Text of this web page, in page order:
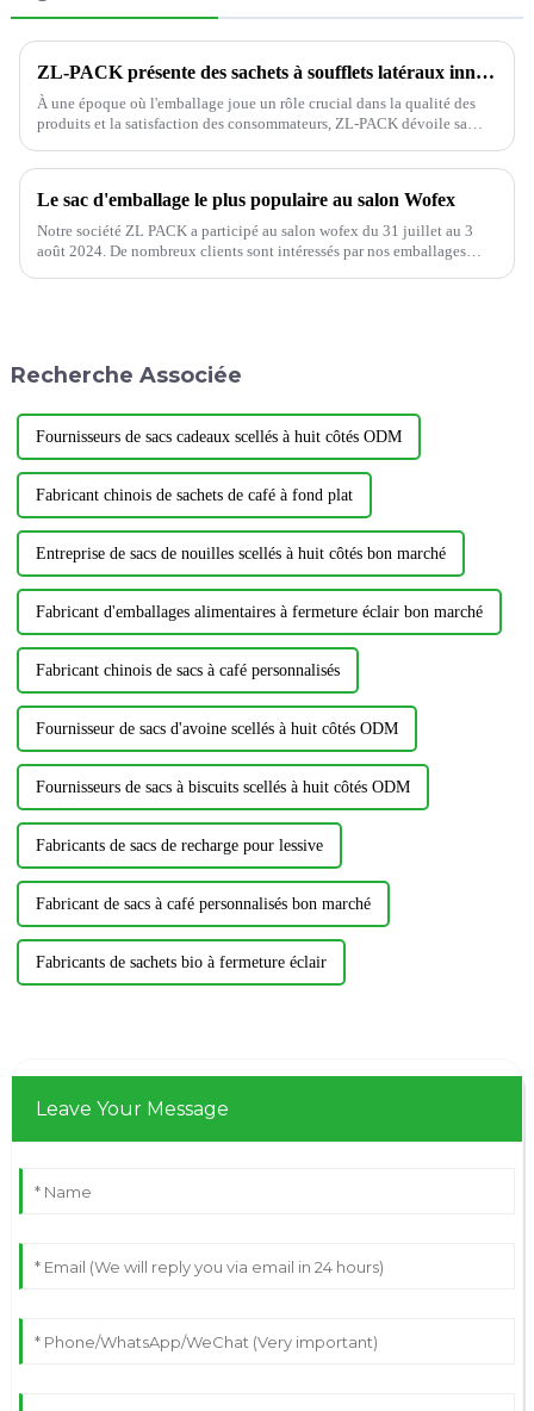
ZL-PACK présente des sachets à soufflets latéraux innovants pour une conservation supérieure des produits
À une époque où l'emballage joue un rôle crucial dans la qualité des
produits et la satisfaction des consommateurs, ZL-PACK dévoile sa
soigneusement conçues...
Le sac d'emballage le plus populaire au salon Wofex
Notre société ZL PACK a participé au salon wofex du 31 juillet au 3
août 2024. De nombreux clients sont intéressés par nos emballages
Recherche Associée
Fournisseurs de sacs cadeaux scellés à huit côtés ODM
Fabricant chinois de sachets de café à fond plat
Entreprise de sacs de nouilles scellés à huit côtés bon marché
Fabricant d'emballages alimentaires à fermeture éclair bon marché
Fabricant chinois de sacs à café personnalisés
Fournisseur de sacs d'avoine scellés à huit côtés ODM
Fournisseurs de sacs à biscuits scellés à huit côtés ODM
Fabricants de sacs de recharge pour lessive
Fabricant de sacs à café personnalisés bon marché
Fabricants de sachets bio à fermeture éclair
Leave Your Message